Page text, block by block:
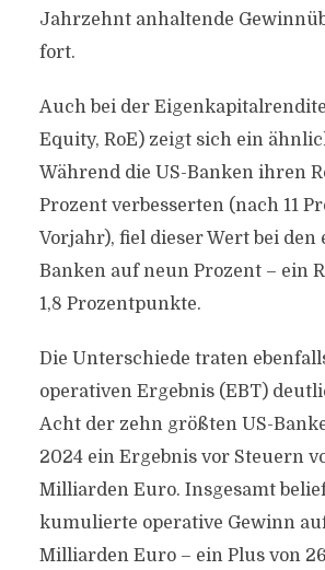
Jahrzehnt anhaltende
fort.
Auch bei der
Equity, RoE) zeigt sich ein
Während die US-Banken ihren
Prozent verbesserten (nach 11
Vorjahr), fiel dieser Wert bei den
Banken auf neun Prozent – ein
1,8 Prozentpunkte.
Die Unterschiede traten
operativen Ergebnis (EBT)
Acht der zehn größten US-
2024 ein Ergebnis vor Steuern
Milliarden Euro. Insgesamt
kumulierte operative Gewinn
Milliarden Euro – ein Plus von